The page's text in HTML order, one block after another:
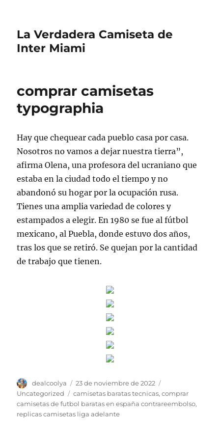
La Verdadera Camiseta de
Inter Miami
comprar camisetas
typographia
Hay que chequear cada pueblo casa por casa.
Nosotros no vamos a dejar nuestra tierra”,
afirma Olena, una profesora del ucraniano que
estaba en la ciudad todo el tiempo y no
abandonó su hogar por la ocupación rusa.
Tienes una amplia variedad de colores y
estampados a elegir. En 1980 se fue al fútbol
mexicano, al Puebla, donde estuvo dos años,
tras los que se retiró. Se quejan por la cantidad
de trabajo que tienen.
Autor
dealcoolya
Publicado
el
23 de noviembre de 2022
Uncategorized
Etiquetas
camisetas baratas tecnicas,comprar
camisetas de futbol baratas en españa contrareembolso,
replicas camisetas liga adelante